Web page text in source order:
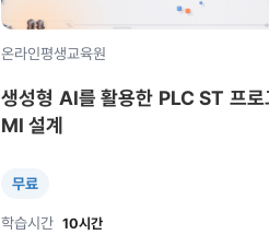
온라인평생교육원
생성형 AI를 활용한 PLC ST 프로
MI 설계
무료
학습시간 10시간